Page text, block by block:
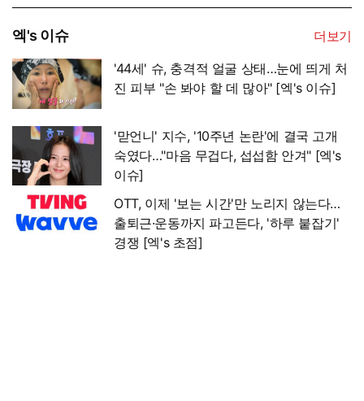
엑's 이슈
더보기
'44세' 슈, 충격적 얼굴 상태…눈에 띄게 처
진 피부 "손 봐야 할 데 많아" [엑's 이슈]
'맏언니' 지수, '10주년 논란'에 결국 고개
숙였다…"마음 무겁다, 섭섭함 안겨" [엑's
이슈]
OTT, 이제 '보는 시간'만 노리지 않는다…
출퇴근·운동까지 파고든다, '하루 붙잡기'
경쟁 [엑's 초점]